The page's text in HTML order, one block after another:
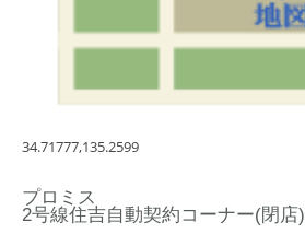
34.71777,135.2599
プロミス
2号線住吉自動契約コーナー(閉店)